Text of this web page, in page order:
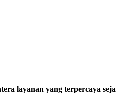
layanan yang terpercaya